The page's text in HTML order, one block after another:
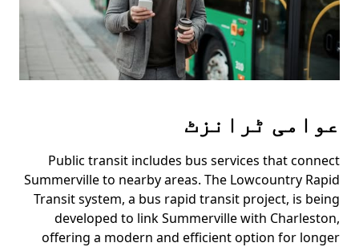
عوامی ٹرانزٹ
Public transit includes bus services that connect
Summerville to nearby areas. The Lowcountry Rapid
Transit system, a bus rapid transit project, is being
developed to link Summerville with Charleston,
offering a modern and efficient option for longer